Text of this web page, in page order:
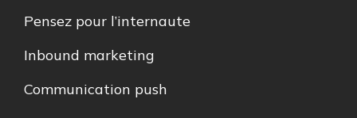
Pensez pour l’internaute
Inbound marketing
Communication push